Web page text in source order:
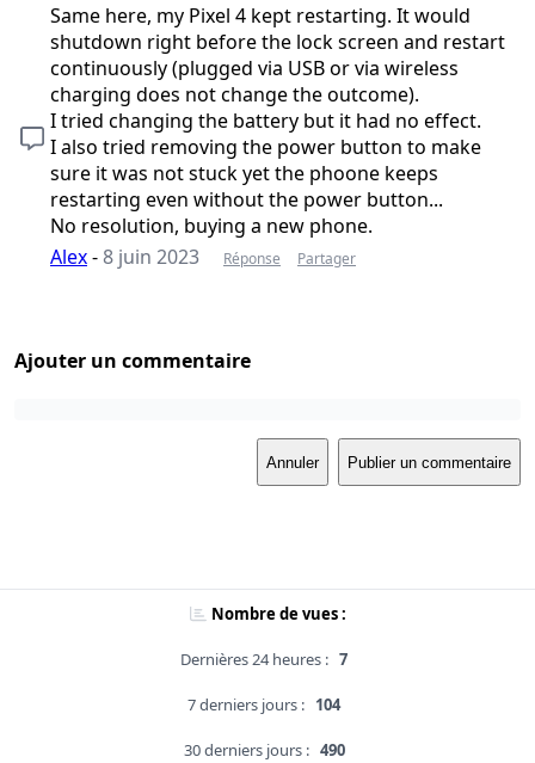
Same here, my Pixel 4 kept restarting. It would
shutdown right before the lock screen and restart
continuously (plugged via USB or via wireless
charging does not change the outcome).
I tried changing the battery but it had no effect.
I also tried removing the power button to make
sure it was not stuck yet the phoone keeps
restarting even without the power button...
No resolution, buying a new phone.
Alex-8 juin 2023 Réponse Partager
Ajouter un commentaire
Annuler Publier un commentaire
Nombre de vues :
Dernières 24 heures : 7
7 derniers jours : 104
30 derniers jours : 490